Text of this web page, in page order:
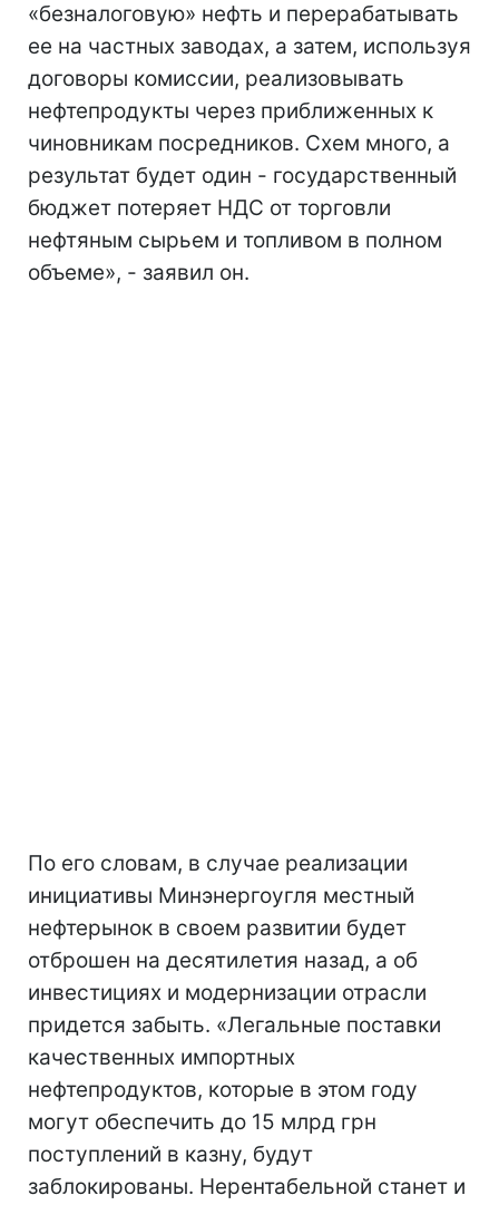
«безналоговую» нефть и перерабатывать
ее на частных заводах, а затем, используя
договоры комиссии, реализовывать
нефтепродукты через приближенных к
чиновникам посредников. Схем много, а
результат будет один - государственный
бюджет потеряет НДС от торговли
нефтяным сырьем и топливом в полном
объеме», - заявил он.
По его словам, в случае реализации
инициативы Минэнергоугля местный
нефтерынок в своем развитии будет
отброшен на десятилетия назад, а об
инвестициях и модернизации отрасли
придется забыть. «Легальные поставки
качественных импортных
нефтепродуктов, которые в этом году
могут обеспечить до 15 млрд грн
поступлений в казну, будут
заблокированы. Нерентабельной станет и